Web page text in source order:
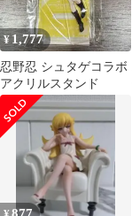
¥ 1,777
忍野忍 シュタゲコラボ
アクリルスタンド